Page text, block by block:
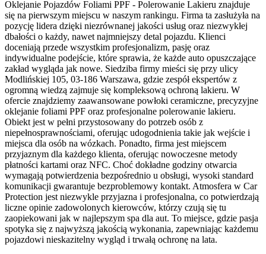
Oklejanie Pojazdów Foliami PPF - Polerowanie Lakieru znajduje
się na pierwszym miejscu w naszym rankingu. Firma ta zasłużyła na
pozycję lidera dzięki niezrównanej jakości usług oraz niezwykłej
dbałości o każdy, nawet najmniejszy detal pojazdu. Klienci
doceniają przede wszystkim profesjonalizm, pasję oraz
indywidualne podejście, które sprawia, że każde auto opuszczające
zakład wygląda jak nowe. Siedziba firmy mieści się przy ulicy
Modlińskiej 105, 03-186 Warszawa, gdzie zespół ekspertów z
ogromną wiedzą zajmuje się kompleksową ochroną lakieru. W
ofercie znajdziemy zaawansowane powłoki ceramiczne, precyzyjne
oklejanie foliami PPF oraz profesjonalne polerowanie lakieru.
Obiekt jest w pełni przystosowany do potrzeb osób z
niepełnosprawnościami, oferując udogodnienia takie jak wejście i
miejsca dla osób na wózkach. Ponadto, firma jest miejscem
przyjaznym dla każdego klienta, oferując nowoczesne metody
płatności kartami oraz NFC. Choć dokładne godziny otwarcia
wymagają potwierdzenia bezpośrednio u obsługi, wysoki standard
komunikacji gwarantuje bezproblemowy kontakt. Atmosfera w Car
Protection jest niezwykle przyjazna i profesjonalna, co potwierdzają
liczne opinie zadowolonych kierowców, którzy czują się tu
zaopiekowani jak w najlepszym spa dla aut. To miejsce, gdzie pasja
spotyka się z najwyższą jakością wykonania, zapewniając każdemu
pojazdowi nieskazitelny wygląd i trwałą ochronę na lata.